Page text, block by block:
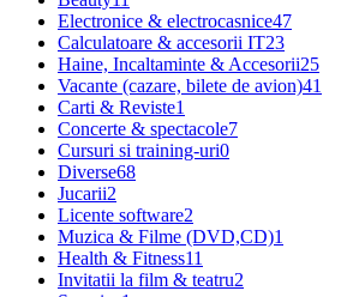
Electronice & electrocasnice47
Calculatoare & accesorii IT23
Haine, Incaltaminte & Accesorii25
Vacante (cazare, bilete de avion)41
Carti & Reviste1
Concerte & spectacole7
Cursuri si training-uri0
Diverse68
Jucarii2
Licente software2
Muzica & Filme (DVD,CD)1
Health & Fitness11
Invitatii la film & teatru2